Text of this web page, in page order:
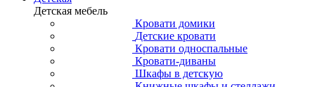
Детская мебель
Кровати домики
Детские кровати
Кровати односпальные
Кровати-диваны
Шкафы в детскую